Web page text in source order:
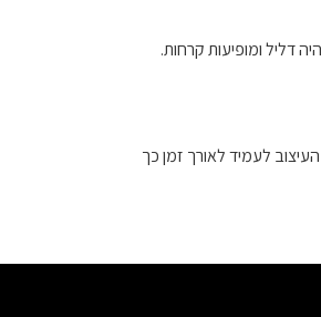
דליל ומופיעות קרחות.
לעמיד לאורך זמן כך